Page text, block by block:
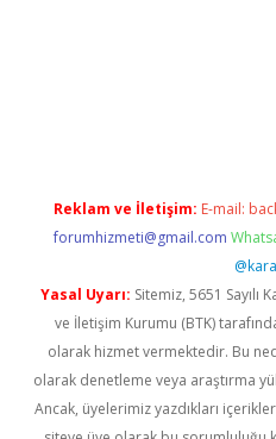
Reklam ve İletişim: E-mail:
forumhizmeti@gmail.com
Yasal Uyarı: Sitemiz, 5651 Sayılı
ve İletişim Kurumu (BTK)
olarak hizmet vermektedir. Bu
olarak denetleme veya araştırma
Ancak, üyelerimiz yazdıkları